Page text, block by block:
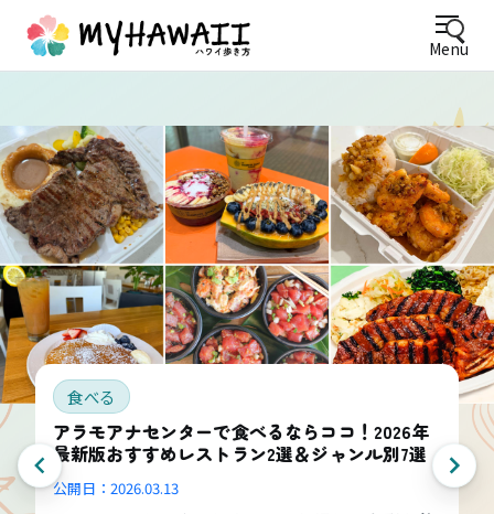
Menu
食べる
アラモアナセンターで食べるならココ！2026年
最新版おすすめレストラン2選＆ジャンル別7選
公開日： 2026.03.13